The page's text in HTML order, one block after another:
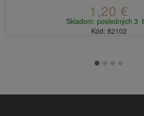
1,20 €
Skladom: posledných 3
Kód: 82102